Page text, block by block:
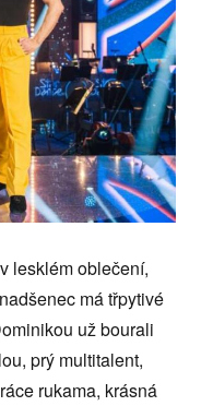
lesklém oblečení,
má třpytivé
už bourali
prý multitalent,
rukama, krásná